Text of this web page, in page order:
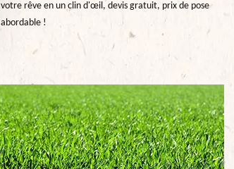
votre rêve en un clin d'œil, devis gratuit, prix de pose
abordable !